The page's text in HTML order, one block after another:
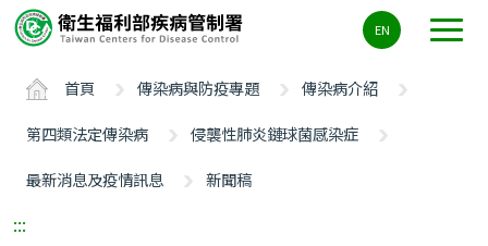
要
ALT+C
EN
首頁 傳染病與防疫專題
傳染病介紹
第四類法定傳染病
侵襲性肺炎鏈球菌感染症
最新消息及疫情訊息
新聞稿
:::